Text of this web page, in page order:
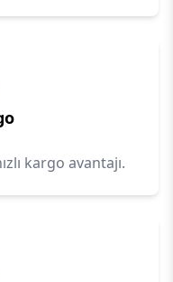
kargo avantajı.